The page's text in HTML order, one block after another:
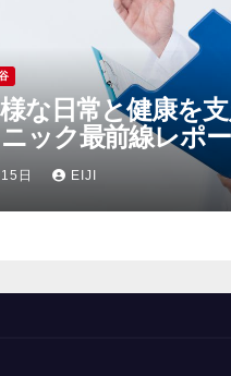
な日常と健康を
ック最前線レポ
日 EIJI